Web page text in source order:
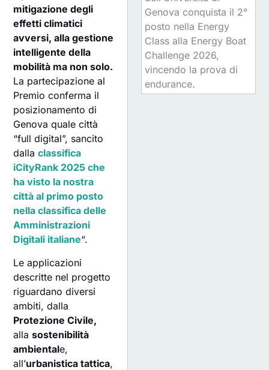
mitigazione degli
effetti climatici
avversi, alla gestione
intelligente della
mobilità ma non solo.
La partecipazione al
Premio conferma il
posizionamento di
Genova quale città
“full digital”, sancito
dallaclassifica
iCityRank 2025 che
ha visto la nostra
città al primo posto
nella classifica delle
Amministrazioni
Digitali italiane“.
Le applicazioni
descritte nel progetto
riguardano diversi
ambiti, dalla
Protezione Civile,
allasostenibilità
ambientale,
all’urbanistica tattica,
Genova conquista il 2°
posto nella Energy
Class alla Energy Boat
Challenge 2026,
vincendo la prova di
endurance.